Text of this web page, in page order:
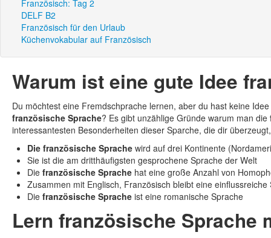
Französisch: Tag 2
DELF B2
Französisch für den Urlaub
Küchenvokabular auf Französisch
Warum ist eine gute Idee
Du möchtest eine Fremdschprache lernen, aber du hast keine
französische Sprache? Es gibt unzählige Gründe warum man die
interessantesten Besonderheiten dieser Sparche, die dir
Die französische Sprache wird auf drei Kontinente
Sie ist die am dritthäufigsten gesprochene Sprache der Welt
Die französische Sprache hat eine große Anzahl von
Zusammen mit Englisch, Französisch bleibt eine
Die französische Sprache ist eine romanische Sprache
Lern französische Sprache